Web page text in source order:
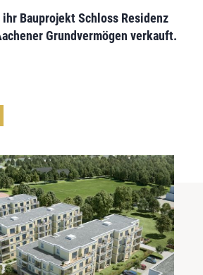
ihr Bauprojekt Schloss Residenz
Grundvermögen verkauft.